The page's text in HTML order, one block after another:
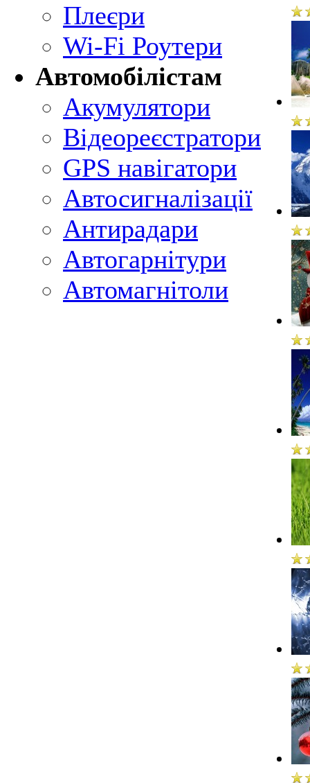
Плеєри
Wi-Fi Роутери
Автомобілістам
Акумулятори
Відеореєстратори
GPS навігатори
Автосигналізації
Антирадари
Автогарнітури
Автомагнітоли